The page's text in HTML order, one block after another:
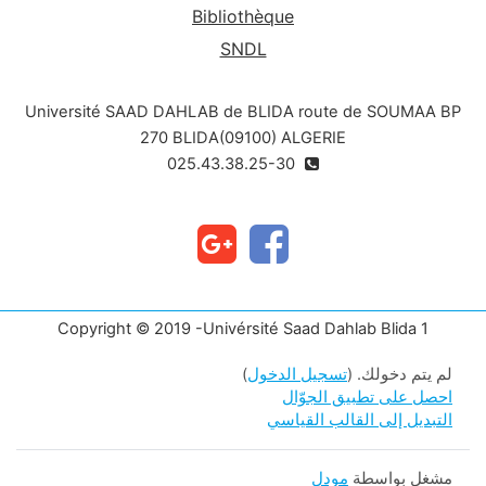
Bibliothèque
SNDL
Université SAAD DAHLAB de BLIDA route de SOUMAA BP
270 BLIDA(09100) ALGERIE
Copyright © 2019 -Univérsité Saad Dahlab Blida 1
لم يتم دخولك. (تسجيل الدخول)
احصل على تطبيق الجوّال
التبديل إلى القالب القياسي
مشغل بواسطة مودل